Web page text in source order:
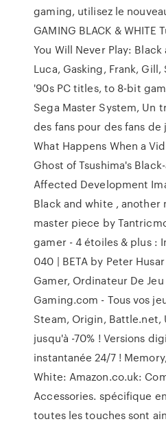
gaming, utilisez le
GAMING BLACK & WHITE
You Will Never Play:
Luca, Gasking, Frank,
'90s PC titles, to 8-bit
Sega Master System, Un
des fans pour des fans de
What Happens When a
Ghost of Tsushima's
Affected Development
Black and white , another
master piece by
gamer - 4 étoiles & plus :
040 | BETA by Peter
Gamer, Ordinateur De
Gaming.com - Tous vos
Steam, Origin, Battle.net,
jusqu'à -70% ! Versions
instantanée 24/7 !
White: Amazon.co.uk:
Accessories. spécifique
toutes les touches sont